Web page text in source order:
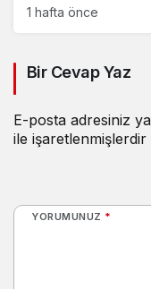
mücadele ettiler:
1 hafta önce
Bir Cevap Yaz
E-posta adresiniz
ile işaretlenmişlerdir
YORUMUNUZ *